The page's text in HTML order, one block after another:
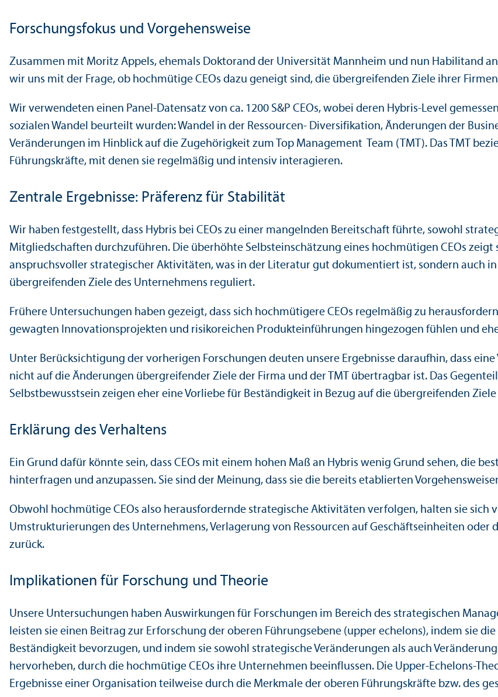
Forschungs­fokus und Vorgehensweise
Zusammen mit Moritz Appels, ehemals Doktorand der Universität Mannheim und nun Habilitand
wir uns mit der Frage, ob hochmütige CEOs dazu geneigt sind, die übergreifenden Ziele ihrer
Wir verwendeten einen Panel-Datensatz von ca. 1200 S&P CEOs, wobei deren Hybris-Level
sozialen Wandel beurteilt wurden: Wandel in der Ressourcen- Diversifikation, Änderungen der
Veränderungen im Hinblick auf die Zugehörigkeit zum Top Management Team (TMT). Das TMT
Führungs­kräfte, mit denen sie regelmäßig und intensiv interagieren.
Zentrale Ergebnisse: Präferenz für Stabilität
Wir haben festgestellt, dass Hybris bei CEOs zu einer mangelnden Bereitschaft führte, sowohl
Mitgliedschaften durchzuführen. Die überhöhte Selbsteinschätzung eines hochmütigen CEOs
anspruchsvoller strategischer Aktivitäten, was in der Literatur gut dokumentiert ist, sondern auch
übergreifenden Ziele des Unter­nehmens reguliert.
Frühere Unter­suchungen haben gezeigt, dass sich hochmütigere CEOs regelmäßig zu
gewagten Innovations­projekten und risikoreichen Produkteinführungen hingezogen fühlen und
Unter Berücksichtigung der vorherigen Forschungen deuten unsere Ergebnisse daraufhin, dass
nicht auf die Änderungen übergreifender Ziele der Firma und der TMT übertragbar ist. Das
Selbstbewusstsein zeigen eher eine Vorliebe für Beständigkeit in Bezug auf die übergreifenden
Erklärung des Verhaltens
Ein Grund dafür könnte sein, dass CEOs mit einem hohen Maß an Hybris wenig Grund sehen, die
hinterfragen und anzupassen. Sie sind der Meinung, dass sie die bereits etablierten
Obwohl hochmütige CEOs also herausfordernde strategische Aktivitäten verfolgen, halten sie sich
Umstrukturierungen des Unter­nehmens, Verlagerung von Ressourcen auf Geschäfts­einheiten oder
zurück.
Implikationen für Forschung und Theorie
Unsere Unter­suchungen haben Aus­wirkungen für Forschungen im Bereich des strategischen
leisten sie einen Beitrag zur Erforschung der oberen Führungs­ebene (upper echelons), indem sie
Beständigkeit bevorzugen, und indem sie sowohl strategische Veränderungen als auch
hervorheben, durch die hochmütige CEOs ihre Unter­nehmen beeinflussen. Die Upper-Echelons-
Ergebnisse einer Organisation teilweise durch die Merkmale der oberen Führungs­kräfte bzw. des